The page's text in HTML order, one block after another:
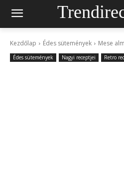
Kezdőlap Édes sütemények Mese
Édes sütemények Nagyi receptjei Retro